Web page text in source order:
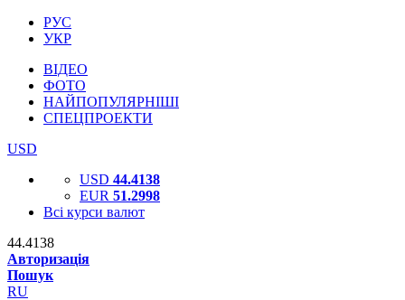
РУС
УКР
ВІДЕО
ФОТО
НАЙПОПУЛЯРНІШІ
СПЕЦПРОЕКТИ
USD
USD 44.4138
EUR 51.2998
Всі курси валют
44.4138
Авторизація
Пошук
RU